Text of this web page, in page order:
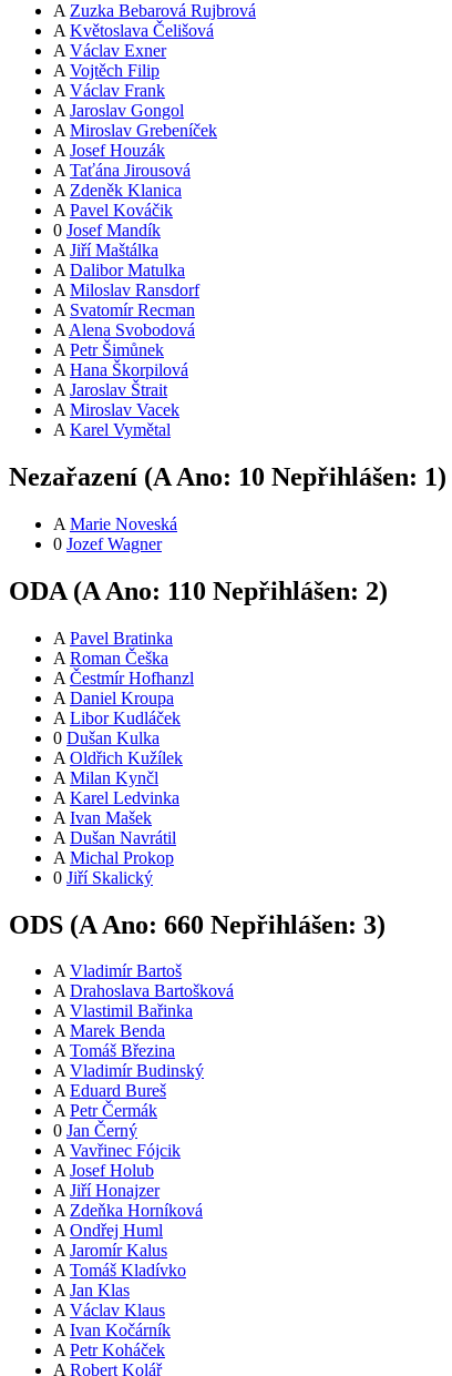
A Zuzka Bebarová Rujbrová
A Květoslava Čelišová
A Václav Exner
A Vojtěch Filip
A Václav Frank
A Jaroslav Gongol
A Miroslav Grebeníček
A Josef Houzák
A Taťána Jirousová
A Zdeněk Klanica
A Pavel Kováčik
0 Josef Mandík
A Jiří Maštálka
A Dalibor Matulka
A Miloslav Ransdorf
A Svatomír Recman
A Alena Svobodová
A Petr Šimůnek
A Hana Škorpilová
A Jaroslav Štrait
A Miroslav Vacek
A Karel Vymětal
Nezařazení (A Ano: 10 Nepřihlášen: 1)
A Marie Noveská
0 Jozef Wagner
ODA (A Ano: 110 Nepřihlášen: 2)
A Pavel Bratinka
A Roman Češka
A Čestmír Hofhanzl
A Daniel Kroupa
A Libor Kudláček
0 Dušan Kulka
A Oldřich Kužílek
A Milan Kynčl
A Karel Ledvinka
A Ivan Mašek
A Dušan Navrátil
A Michal Prokop
0 Jiří Skalický
ODS (A Ano: 660 Nepřihlášen: 3)
A Vladimír Bartoš
A Drahoslava Bartošková
A Vlastimil Bařinka
A Marek Benda
A Tomáš Březina
A Vladimír Budinský
A Eduard Bureš
A Petr Čermák
0 Jan Černý
A Vavřinec Fójcik
A Josef Holub
A Jiří Honajzer
A Zdeňka Horníková
A Ondřej Huml
A Jaromír Kalus
A Tomáš Kladívko
A Jan Klas
A Václav Klaus
A Ivan Kočárník
A Petr Koháček
A Robert Kolář